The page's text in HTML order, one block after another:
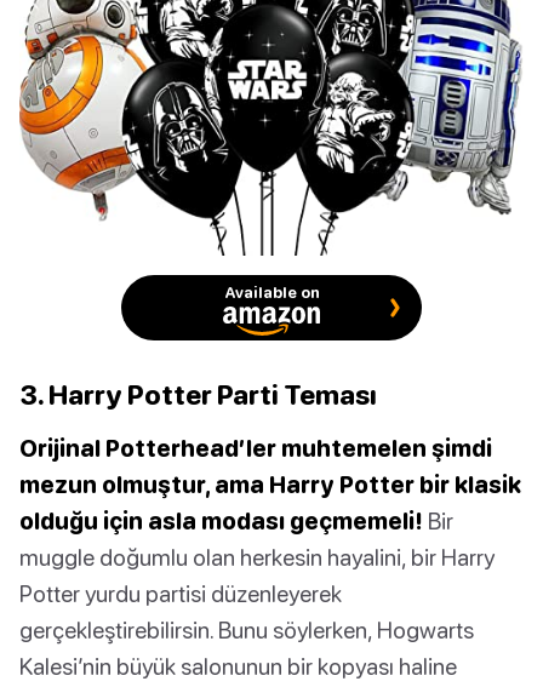
Available on
3. Harry Potter Parti Teması
Orijinal Potterhead’ler muhtemelen şimdi
mezun olmuştur, ama Harry Potter bir klasik
olduğu için asla modası geçmemeli! Bir
muggle doğumlu olan herkesin hayalini, bir Harry
Potter yurdu partisi düzenleyerek
gerçekleştirebilirsin. Bunu söylerken, Hogwarts
Kalesi’nin büyük salonunun bir kopyası haline